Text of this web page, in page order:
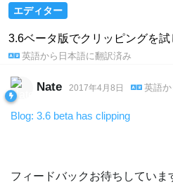
よく
エディター
3.6ベータ版でクリッピングを試
英語から 日本語に翻訳済み
Nate 2017年4月8日 英語か
Blog: 3.6 beta has clipping
フィードバックお待ちしていま